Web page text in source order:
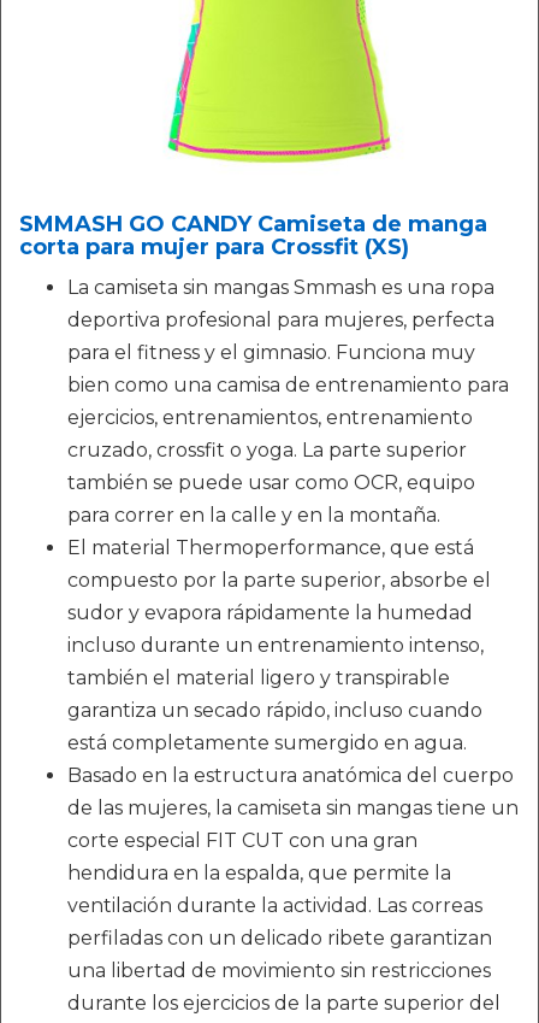
SMMASH GO CANDY Camiseta de manga
corta para mujer para Crossfit (XS)
La camiseta sin mangas Smmash es una ropa
deportiva profesional para mujeres, perfecta
para el fitness y el gimnasio. Funciona muy
bien como una camisa de entrenamiento para
ejercicios, entrenamientos, entrenamiento
cruzado, crossfit o yoga. La parte superior
también se puede usar como OCR, equipo
para correr en la calle y en la montaña.
El material Thermoperformance, que está
compuesto por la parte superior, absorbe el
sudor y evapora rápidamente la humedad
incluso durante un entrenamiento intenso,
también el material ligero y transpirable
garantiza un secado rápido, incluso cuando
está completamente sumergido en agua.
Basado en la estructura anatómica del cuerpo
de las mujeres, la camiseta sin mangas tiene un
corte especial FIT CUT con una gran
hendidura en la espalda, que permite la
ventilación durante la actividad. Las correas
perfiladas con un delicado ribete garantizan
una libertad de movimiento sin restricciones
durante los ejercicios de la parte superior del